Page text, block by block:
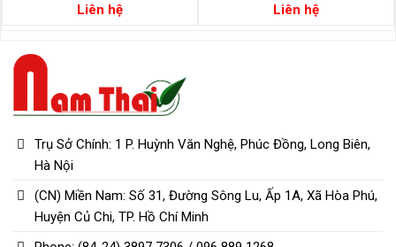
Liên hệ Liên hệ
Trụ Sở Chính: 1 P. Huỳnh Văn Nghệ, Phúc Đồng, Long Biên,
Hà Nội
(CN) Miền Nam: Số 31, Đường Sông Lu, Ấp 1A, Xã Hòa Phú,
Huyện Củ Chi, TP. Hồ Chí Minh